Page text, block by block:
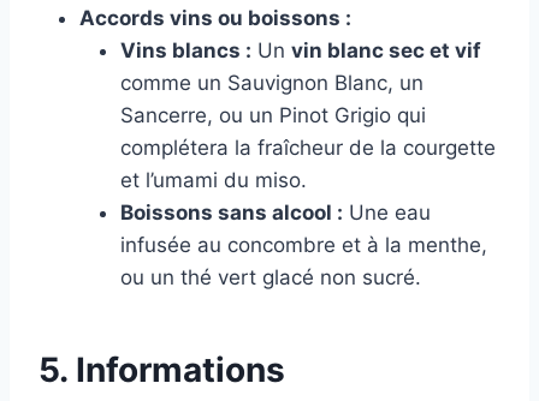
Accords vins ou boissons :
Vins blancs : Un vin blanc sec et vif
comme un Sauvignon Blanc, un
Sancerre, ou un Pinot Grigio qui
complétera la fraîcheur de la courgette
et l’umami du miso.
Boissons sans alcool : Une eau
infusée au concombre et à la menthe,
ou un thé vert glacé non sucré.
5. Informations